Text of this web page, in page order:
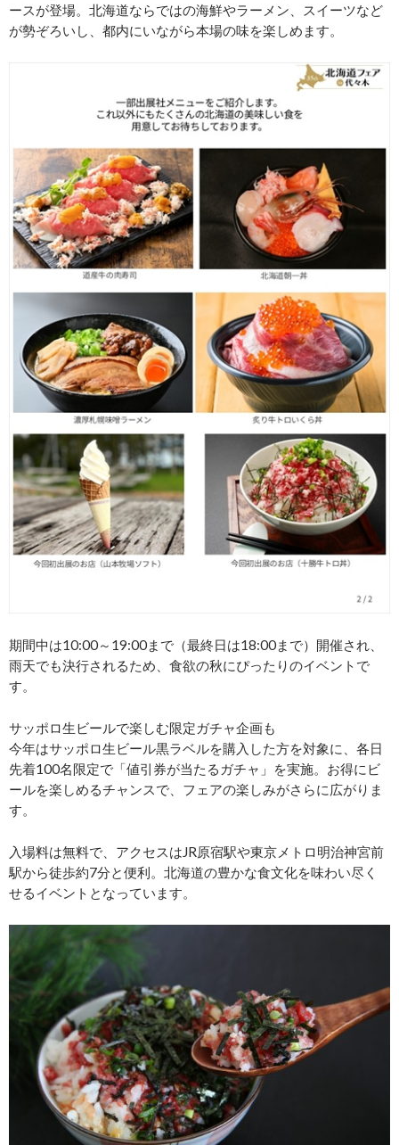
ースが登場。北海道ならではの海鮮やラーメン、スイーツなど
が勢ぞろいし、都内にいながら本場の味を楽しめます。
期間中は10:00～19:00まで（最終日は18:00まで）開催され、
雨天でも決行されるため、食欲の秋にぴったりのイベントで
す。
サッポロ生ビールで楽しむ限定ガチャ企画も
今年はサッポロ生ビール黒ラベルを購入した方を対象に、各日
先着100名限定で「値引券が当たるガチャ」を実施。お得にビ
ールを楽しめるチャンスで、フェアの楽しみがさらに広がりま
す。
入場料は無料で、アクセスはJR原宿駅や東京メトロ明治神宮前
駅から徒歩約7分と便利。北海道の豊かな食文化を味わい尽く
せるイベントとなっています。